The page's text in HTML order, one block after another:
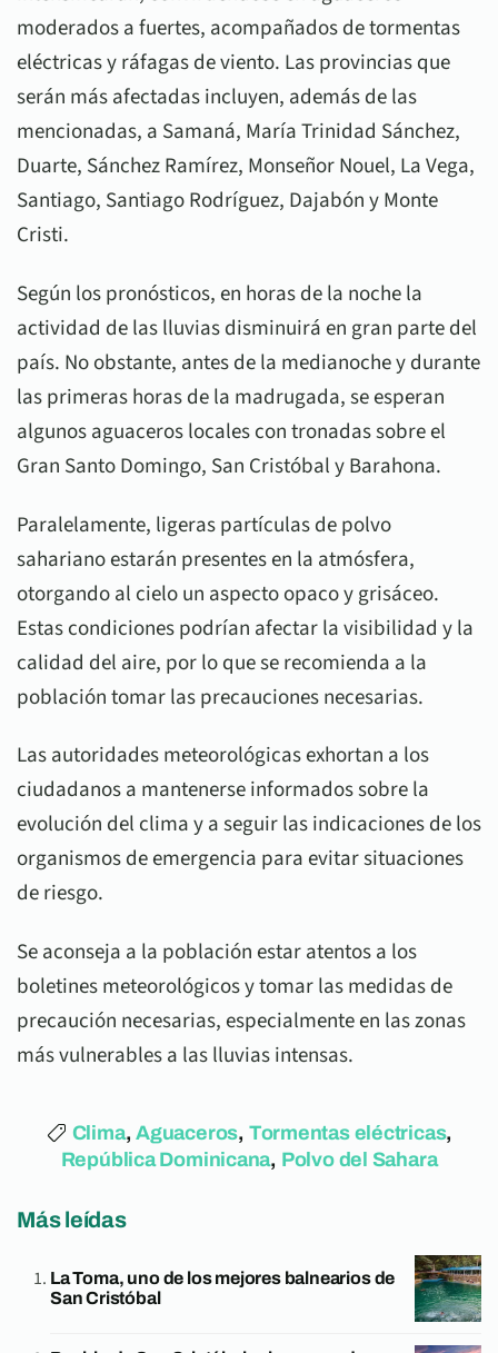
moderados a fuertes, acompañados de tormentas
eléctricas y ráfagas de viento. Las provincias que
serán más afectadas incluyen, además de las
mencionadas, a Samaná, María Trinidad Sánchez,
Duarte, Sánchez Ramírez, Monseñor Nouel, La Vega,
Santiago, Santiago Rodríguez, Dajabón y Monte
Cristi.
Según los pronósticos, en horas de la noche la
actividad de las lluvias disminuirá en gran parte del
país. No obstante, antes de la medianoche y durante
las primeras horas de la madrugada, se esperan
algunos aguaceros locales con tronadas sobre el
Gran Santo Domingo, San Cristóbal y Barahona.
Paralelamente, ligeras partículas de polvo
sahariano estarán presentes en la atmósfera,
otorgando al cielo un aspecto opaco y grisáceo.
Estas condiciones podrían afectar la visibilidad y la
calidad del aire, por lo que se recomienda a la
población tomar las precauciones necesarias.
Las autoridades meteorológicas exhortan a los
ciudadanos a mantenerse informados sobre la
evolución del clima y a seguir las indicaciones de los
organismos de emergencia para evitar situaciones
de riesgo.
Se aconseja a la población estar atentos a los
boletines meteorológicos y tomar las medidas de
precaución necesarias, especialmente en las zonas
más vulnerables a las lluvias intensas.
Clima,Aguaceros, Tormentas eléctricas,
República Dominicana, Polvo del Sahara
Más leídas
La Toma, uno de los mejores balnearios de
San Cristóbal